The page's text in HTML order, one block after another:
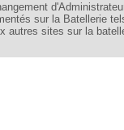
sur la Batellerie
autres sites sur la